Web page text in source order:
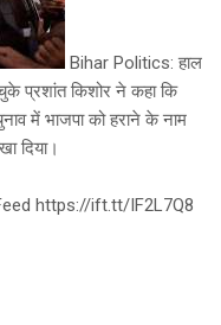
Bihar Politics: हाल
प्रशांत किशोर ने कहा कि
में भाजपा को हराने के नाम
दिया।
https://ift.tt/IF2L7Q8